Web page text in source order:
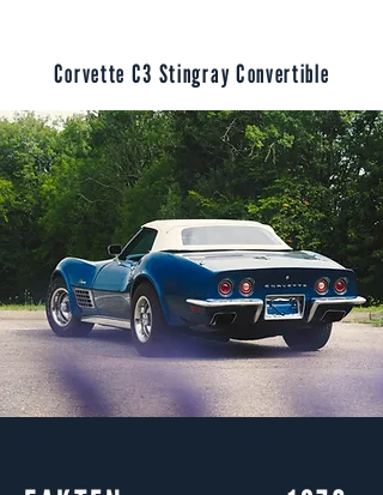
Corvette C3 Stingray Convertible